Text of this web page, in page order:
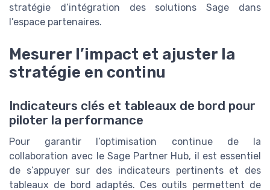
stratégie d’intégration des solutions Sage dans
l’espace partenaires.
Mesurer l’impact et ajuster la
stratégie en continu
Indicateurs clés et tableaux de bord pour
piloter la performance
Pour garantir l’optimisation continue de la
collaboration avec le Sage Partner Hub, il est essentiel
de s’appuyer sur des indicateurs pertinents et des
tableaux de bord adaptés. Ces outils permettent de